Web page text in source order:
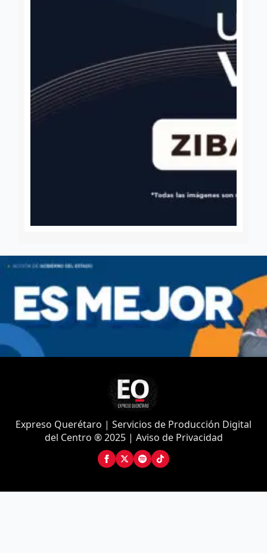
Expreso Querétaro | Servicios de Producción Digital
del Centro ® 2025 | Aviso de Privacidad